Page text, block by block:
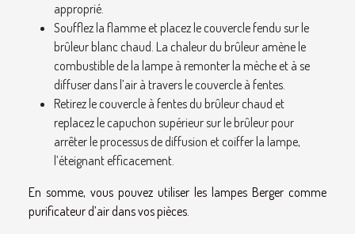
approprié.
Soufflez la flamme et placez le couvercle fendu sur le
brûleur blanc chaud. La chaleur du brûleur amène le
combustible de la lampe à remonter la mèche et à se
diffuser dans l’air à travers le couvercle à fentes.
Retirez le couvercle à fentes du brûleur chaud et
replacez le capuchon supérieur sur le brûleur pour
arrêter le processus de diffusion et coiffer la lampe,
l’éteignant efficacement.
En somme, vous pouvez utiliser les lampes Berger comme
purificateur d’air dans vos pièces.